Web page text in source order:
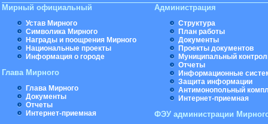
Мирный официальный
Устав Мирного
Символика Мирного
Награды и поощрения Мирного
Национальные проекты
Информация о городе
Глава Мирного
Глава Мирного
Документы
Отчеты
Интернет-приемная
Администрация
Структура
План работы
Документы
Проекты документов
Муниципальный
Отчеты
Информационные
Защита информации
Антимонопольный
Интернет-приемная
ФЭУ администрации